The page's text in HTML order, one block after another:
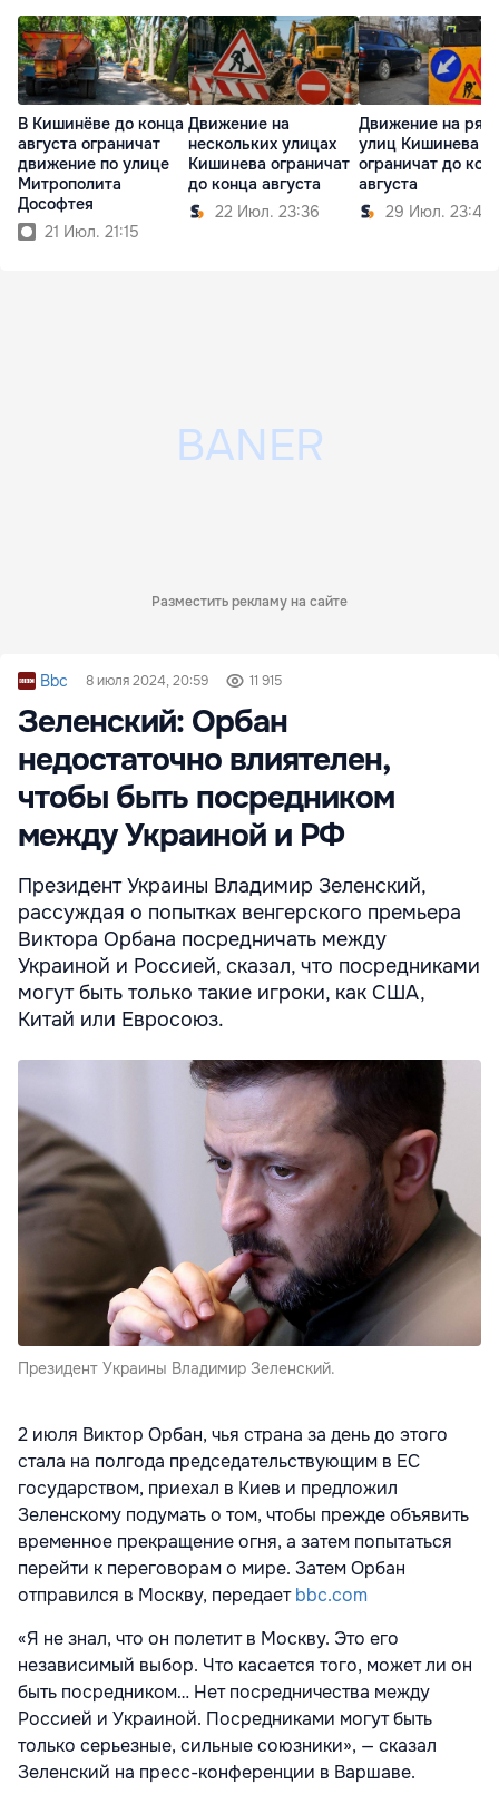
В Кишинёве до конца
августа ограничат
движение по улице
Митрополита
Дософтея
21 Июл. 21:15
Движение на
нескольких улицах
Кишинева ограничат
до конца августа
22 Июл. 23:36
Движение на
улиц Кишинева
ограничат до
августа
29 Июл. 23:44
Разместить рекламу на сайте
Bbc 8 июля 2024, 20:59 11 915
Зеленский: Орбан
недостаточно влиятелен,
чтобы быть посредником
между Украиной и РФ
Президент Украины Владимир Зеленский,
рассуждая о попытках венгерского премьера
Виктора Орбана посредничать между
Украиной и Россией, сказал, что посредниками
могут быть только такие игроки, как США,
Китай или Евросоюз.
Президент Украины Владимир Зеленский.
2 июля Виктор Орбан, чья страна за день до этого
стала на полгода председательствующим в ЕС
государством, приехал в Киев и предложил
Зеленскому подумать о том, чтобы прежде объявить
временное прекращение огня, а затем попытаться
перейти к переговорам о мире. Затем Орбан
отправился в Москву, передаетbbc.com
«Я не знал, что он полетит в Москву. Это его
независимый выбор. Что касается того, может ли он
быть посредником… Нет посредничества между
Россией и Украиной. Посредниками могут быть
только серьезные, сильные союзники», — сказал
Зеленский на пресс-конференции в Варшаве.